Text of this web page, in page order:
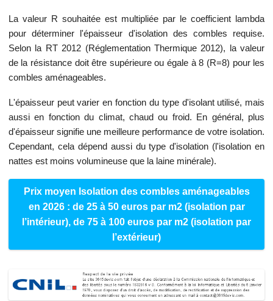
La valeur R souhaitée est multipliée par le coefficient lambda
pour déterminer l'épaisseur d'isolation des combles requise.
Selon la RT 2012 (Réglementation Thermique 2012), la valeur
de la résistance doit être supérieure ou égale à 8 (R=8) pour les
combles aménageables.
L'épaisseur peut varier en fonction du type d'isolant utilisé, mais
aussi en fonction du climat, chaud ou froid. En général, plus
d'épaisseur signifie une meilleure performance de votre isolation.
Cependant, cela dépend aussi du type d'isolation (l'isolation en
nattes est moins volumineuse que la laine minérale).
Prix moyen Isolation des combles aménageables
en 2026 : de 25 à 50 euros par m2 (isolation par
l’intérieur), de 75 à 100 euros par m2 (isolation par
l’extérieur)